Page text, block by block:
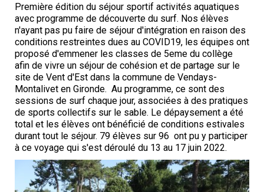
Première édition du séjour sportif activités aquatiques
avec programme de découverte du surf. Nos élèves
n'ayant pas pu faire de séjour d'intégration en raison des
conditions restreintes dues au COVID19, les équipes ont
proposé d'emmener les classes de 5eme du collège
afin de vivre un séjour de cohésion et de partage sur le
site de Vent d'Est dans la commune de Vendays-
Montalivet en Gironde. Au programme, ce sont des
sessions de surf chaque jour, associées à des pratiques
de sports collectifs sur le sable. Le dépaysement a été
total et les élèves ont bénéficié de conditions estivales
durant tout le séjour. 79 élèves sur 96 ont pu y participer
à ce voyage qui s'est déroulé du 13 au 17 juin 2022.